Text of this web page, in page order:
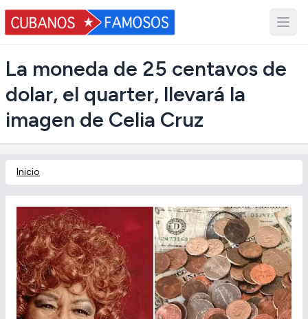
La moneda de 25 centavos de
dolar, el quarter, llevará la
imagen de Celia Cruz
Inicio